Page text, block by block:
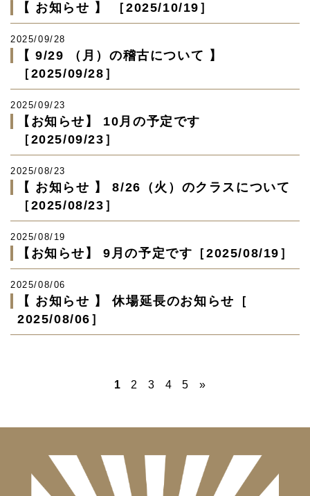
【 お知らせ 】 ［2025/10/19］
2025/09/28
【 9/29 （月）の稽古について 】
［2025/09/28］
2025/09/23
【お知らせ】 10月の予定です
［2025/09/23］
2025/08/23
【 お知らせ 】 8/26（火）のクラスについて
［2025/08/23］
2025/08/19
【お知らせ】 9月の予定です［2025/08/19］
2025/08/06
【 お知らせ 】 休場延長のお知らせ［
2025/08/06］
1 2 3 4 5 »